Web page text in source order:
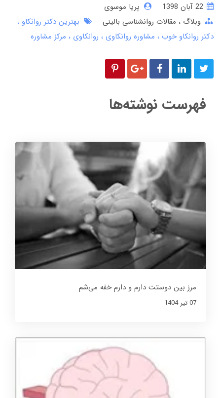
پریا موسوی
وبلاگ مقالات روانشناسی بالینی
بهترین دکتر روانکاو
دکتر روانکاو خوب
مشاوره روانکاوی روانکاوی مرکز مشاوره
فهرست نوشته‌ها
مرز بین دوستت دارم و دارم خفه می‌شم
07 تير 1404